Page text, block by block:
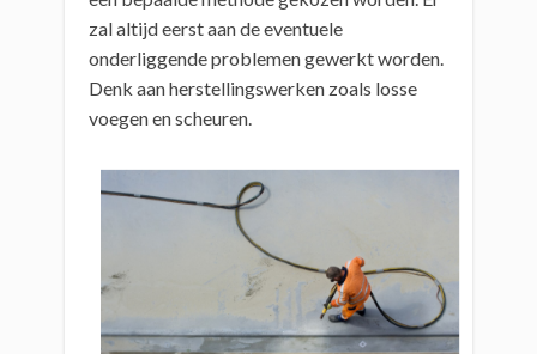
zal altijd eerst aan de eventuele
onderliggende problemen gewerkt worden.
Denk aan herstellingswerken zoals losse
voegen en scheuren.